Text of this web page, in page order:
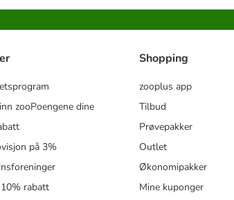
zooPoengene dine
på 3%
rabatt
Shopping
zooplus app
Tilbud
Prøvepakker
Outlet
Økonomipakker
Mine kuponger